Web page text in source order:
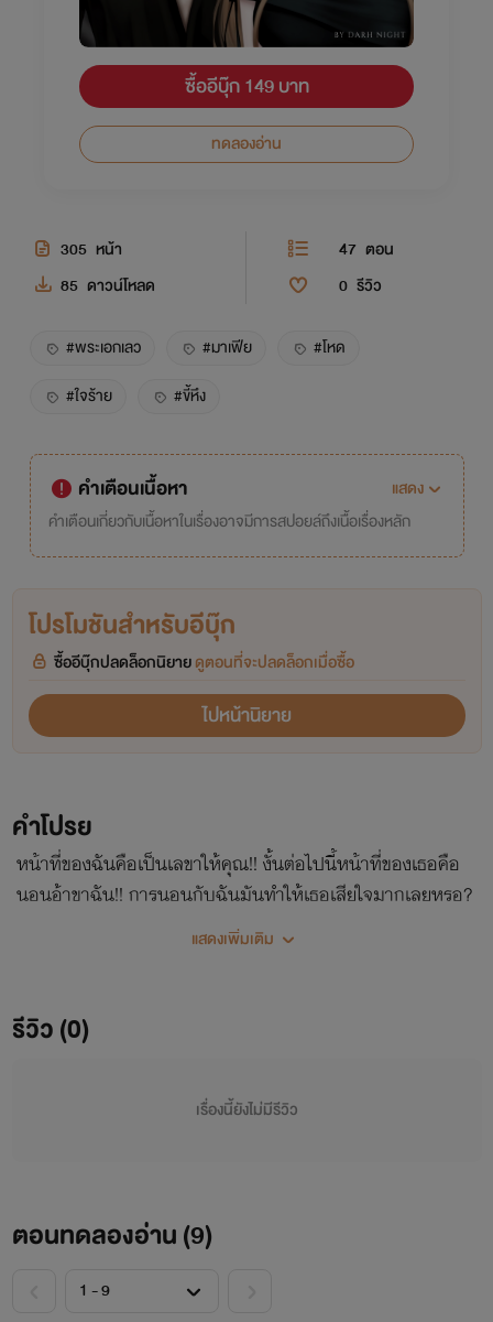
ซื้ออีบุ๊ก 149 บาท
ทดลองอ่าน
305 หน้า 47 ตอน
85 ดาวน์โหลด 0 รีวิว
#พระเอกเลว #มาเฟีย
#โหด
#ใจร้าย
#ขี้หึง
คำเตือนเนื้อหา
แสดง
คำเตือนเกี่ยวกับเนื้อหาในเรื่องอาจมีการสปอยล์ถึงเนื้อเรื่องหลัก
โปรโมชันสำหรับอีบุ๊ก
ซื้ออีบุ๊กปลดล็อกนิยายดูตอนที่จะปลดล็อกเมื่อซื้อ
ไปหน้านิยาย
คำโปรย
หน้าที่ของฉันคือเป็นเลขาให้คุณ!! งั้นต่อไปนี้หน้าที่ของเธอคือ
นอนอ้าขาฉัน!! การนอนกับฉันมันทำให้เธอเสียใจมากเลยหรอ?
ถ้าฉันบอกว่าใช่คุณจะปล่อยฉันไปไหม? ไม่!! (ซื้อผ่านหน้าเว็บถูก
แสดงเพิ่มเติม
รีวิว (0)
เรื่องนี้ยังไม่มีรีวิว
ตอนทดลองอ่าน (9)